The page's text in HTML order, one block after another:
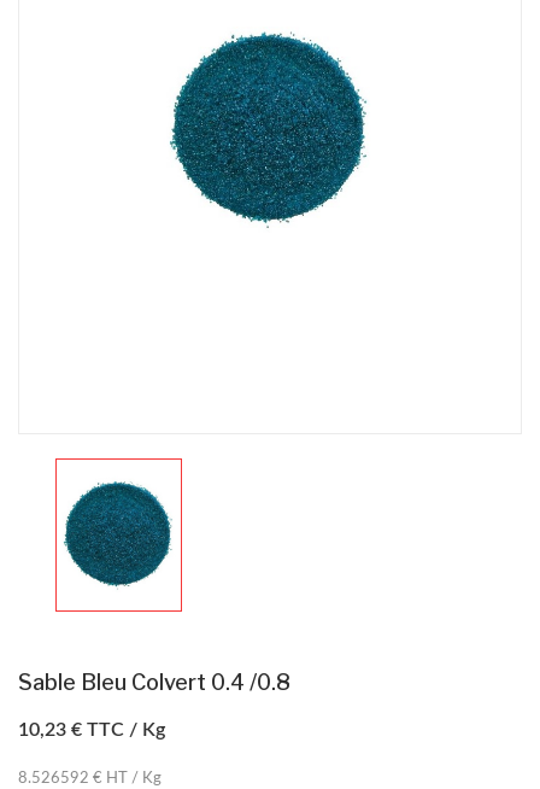
Sable Bleu Colvert 0.4 /0.8
10,23 € TTC / Kg
8.526592 € HT / Kg